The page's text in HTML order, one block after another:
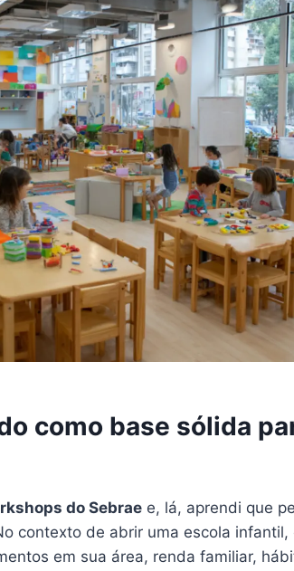
como base sólida
do Sebrae e, lá, aprendi que
contexto de abrir uma escola infantil,
em sua área, renda familiar,